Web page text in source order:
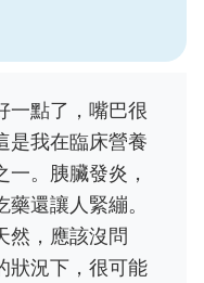
一點了，嘴巴很
是我在臨床營養
。胰臟發炎，
還讓人緊繃。
然，應該沒問
狀況下，很可能